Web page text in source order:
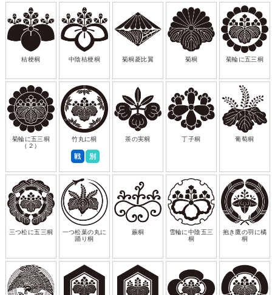
桔梗桐 中陰桔梗桐 菊桐菱比翼 菊桐 菊輪に五三桐
菊輪に五三桐
（２）
竹丸に桐
戦 別
茶の実桐 丁子桐 葡萄桐
三つ松に五三桐
一つ松葉の丸に
踊り桐
蕨桐
雪輪に中陰五三
桐
抱き鷹の羽に橘
桐